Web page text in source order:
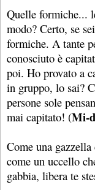
Quelle formiche...
modo? Certo, se
formiche. A tante
conosciuto è
poi. Ho provato a
in gruppo, lo sai?
persone sole
mai capitato! (Mi-
Come una
come un uccello
gabbia, libera te